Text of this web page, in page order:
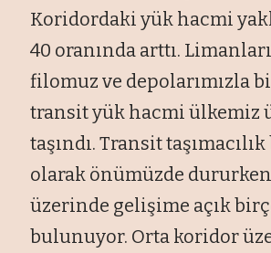
Koridordaki yük hacmi
40 oranında arttı.
filomuz ve depolarımızla
transit yük hacmi ülkemiz
taşındı. Transit
olarak önümüzde
üzerinde gelişime açık
bulunuyor. Orta koridor